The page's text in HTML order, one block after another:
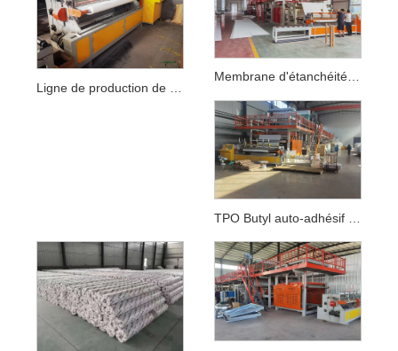
Membrane d'étanchéité à la polyoléfine thermoplastique TPO